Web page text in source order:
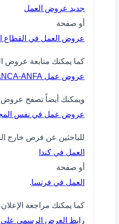
جديد عروض العمل
أو صفحة
عروض العمل في القطاع
كما يمكنك متابعة
عروض عمل CASABLANCA-ANFA
ويمكنك أيضاً تصفح
عروض عمل في نفس
للباحثين عن فرص خارج
العمل في كندا
أو صفحة
العمل في فرنسا.
كما يمكنك مراجعة
رابط العرض الرسمي على ANAPEC